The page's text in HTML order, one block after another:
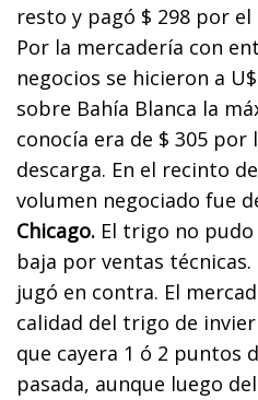
resto y pagó $ 298 por
Por la mercadería con
negocios se hicieron a
sobre Bahía Blanca la
conocía era de $ 305 por
descarga. En el recinto
volumen negociado fue
Chicago. El trigo no
baja por ventas
jugó en contra. El
calidad del trigo de
que cayera 1 ó 2 puntos
pasada, aunque luego